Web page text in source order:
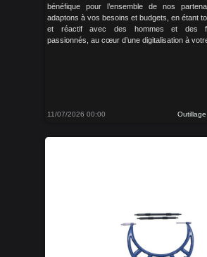
bénéfique pour l’ensemble de nos
adaptons à vos besoins et budgets, en étant
et réactif avec des hommes et des
passionnés, au cœur d’une digitalisation à
11/07/2026 00:00